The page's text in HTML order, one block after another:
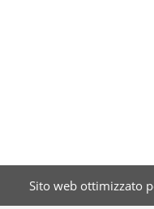
Sito web ottimizzato